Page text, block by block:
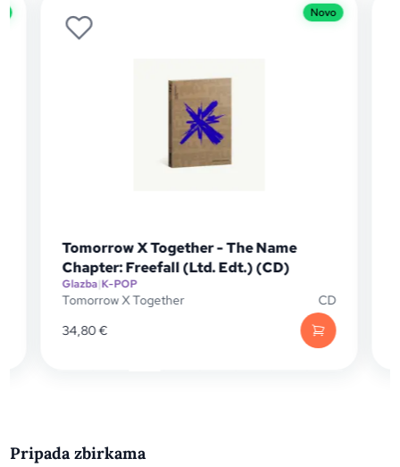
Novo
Tomorrow X Together - The Name
Chapter: Freefall (Ltd. Edt.) (CD)
Glazba|K-POP
Tomorrow X Together
CD
34,80€
Pripada zbirkama